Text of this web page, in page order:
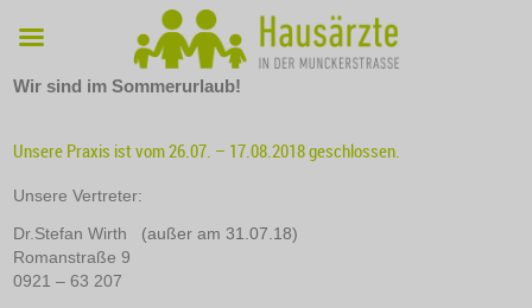
Wir sind im Sommerurlaub!
Unsere Praxis ist vom 26.07. – 17.08.2018 geschlossen.
Unsere Vertreter:
Dr.Stefan Wirth
(außer am 31.07.18)
Romanstraße 9
0921 – 63 207